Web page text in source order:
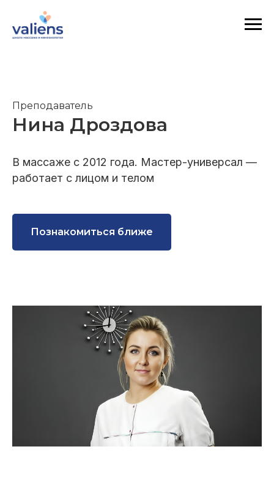
Преподаватель
Нина Дроздова
В массаже с 2012 года. Мастер-универсал —
работает с лицом и телом
Познакомиться ближе